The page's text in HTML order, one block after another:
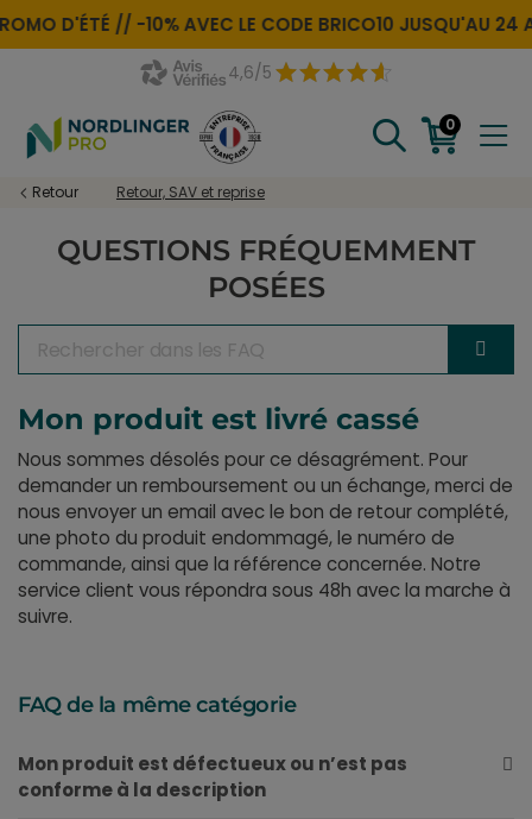
D'ÉTÉ //-10% AVEC LE CODE BRICO10JUSQU'AU 24
4,6/5
0
Retour Retour, SAV et reprise
QUESTIONS FRÉQUEMMENT
POSÉES
Mon produit est livré cassé
Nous sommes désolés pour ce désagrément. Pour
demander un remboursement ou un échange, merci de
nous envoyer un email avec le bon de retour complété,
une photo du produit endommagé, le numéro de
commande, ainsi que la référence concernée. Notre
service client vous répondra sous 48h avec la marche à
suivre.
FAQ de la même catégorie
Mon produit est défectueux ou n’est pas
conforme à la description